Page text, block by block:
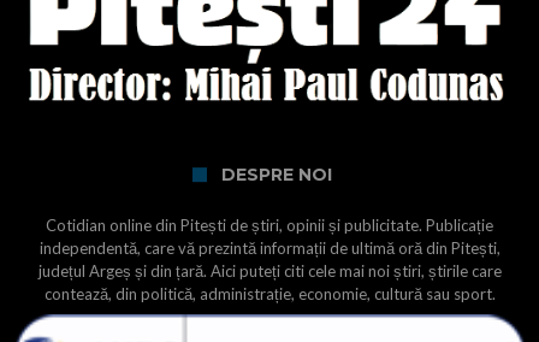
DESPRE NOI
Cotidian online din Pitești de știri, opinii și publicitate. Publicație
independentă, care vă prezintă informații de ultimă oră din Pitești,
județul Argeș și din țară. Aici puteți citi cele mai noi știri, știrile care
contează, din politică, administrație, economie, cultură sau sport.